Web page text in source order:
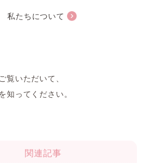
私たちについて
覧いただいて、
知ってください。
関連記事